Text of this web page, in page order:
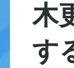
木
す